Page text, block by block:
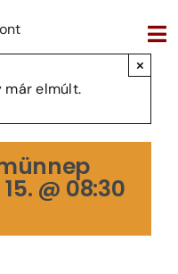
már elmúlt.
×
@ 08:30